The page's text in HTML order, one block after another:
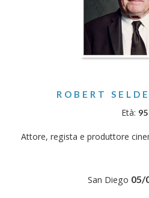
ROBERT
Età: 95
Attore, regista e produttore
San Diego 05/